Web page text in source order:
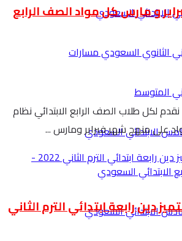
الابتدائي السعودي
الثانوي السعودي مسارات
المتوسط
الابتدائي السعودي
الابتدائي السعودي
الابتدائي السعودي
و مارس كل مواد الصف الرابع
نقدم لكل طلاب الصف الرابع الابتدائي نظام
على منهج شهر فبراير ومارس ...
دين رابعة ابتدائي الترم الثاني